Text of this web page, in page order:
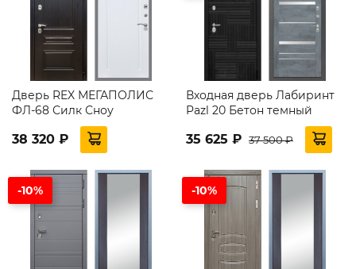
Дверь REX МЕГАПОЛИС
ФЛ-68 Силк Сноу
38 320 ₽
Входная дверь Лабиринт
Pazl 20 Бетон темный
35 625 ₽ 37 500 ₽
-10% -10%